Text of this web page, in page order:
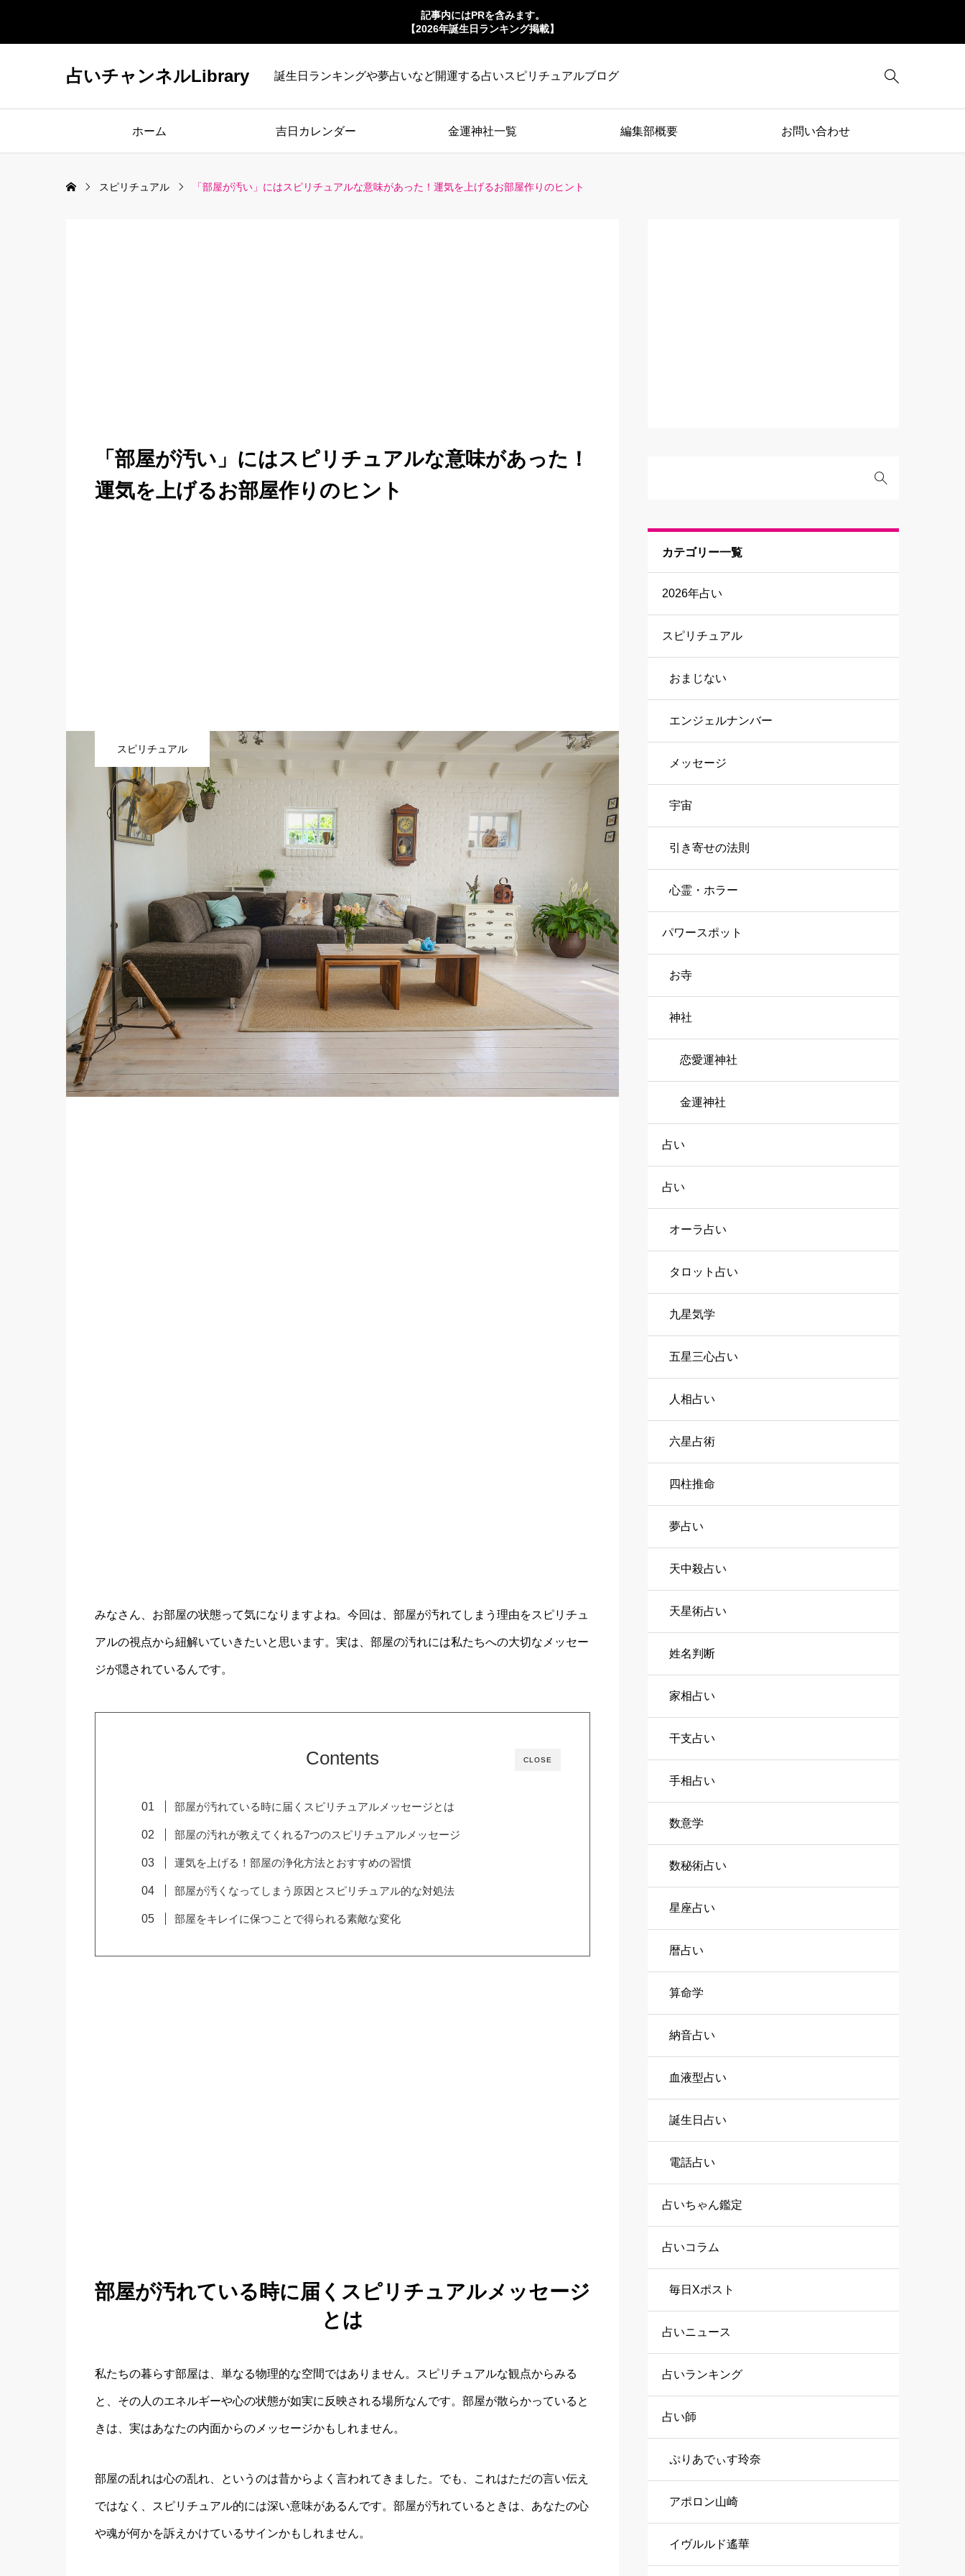
記事内にはPRを含みます。
【2026年誕生日ランキング掲載】
占いチャンネルLibrary 誕生日ランキングや夢占いなど開運する占いスピリチュアルブログ 
ホーム 吉日カレンダー 金運神社一覧 編集部概要 お問い合わせ
スピリチュアル 「部屋が汚い」にはスピリチュアルな意味があった！運気を上げるお部屋作りのヒント
「部屋が汚い」にはスピリチュアルな意味があった！
運気を上げるお部屋作りのヒント
スピリチュアル
みなさん、お部屋の状態って気になりますよね。今回は、部屋が汚れてしまう理由をスピリチュ
アルの視点から紐解いていきたいと思います。実は、部屋の汚れには私たちへの大切なメッセー
ジが隠されているんです。
CLOSE
Contents
部屋が汚れている時に届くスピリチュアルメッセージとは
部屋の汚れが教えてくれる7つのスピリチュアルメッセージ
運気を上げる！部屋の浄化方法とおすすめの習慣
部屋が汚くなってしまう原因とスピリチュアル的な対処法
部屋をキレイに保つことで得られる素敵な変化
部屋が汚れている時に届くスピリチュアルメッセージ
とは
私たちの暮らす部屋は、単なる物理的な空間ではありません。スピリチュアルな観点からみる
と、その人のエネルギーや心の状態が如実に反映される場所なんです。部屋が散らかっていると
きは、実はあなたの内面からのメッセージかもしれません。
部屋の乱れは心の乱れ、というのは昔からよく言われてきました。でも、これはただの言い伝え
ではなく、スピリチュアル的には深い意味があるんです。部屋が汚れているときは、あなたの心
や魂が何かを訴えかけているサインかもしれません。
カテゴリー一覧
2026年占い
スピリチュアル
おまじない
エンジェルナンバー
メッセージ
宇宙
引き寄せの法則
心霊・ホラー
パワースポット
お寺
神社
恋愛運神社
金運神社
占い
占い
オーラ占い
タロット占い
九星気学
五星三心占い
人相占い
六星占術
四柱推命
夢占い
天中殺占い
天星術占い
姓名判断
家相占い
干支占い
手相占い
数意学
数秘術占い
星座占い
暦占い
算命学
納音占い
血液型占い
誕生日占い
電話占い
占いちゃん鑑定
占いコラム
毎日Xポスト
占いニュース
占いランキング
占い師
ぷりあでぃす玲奈
アポロン山崎
イヴルルド遙華